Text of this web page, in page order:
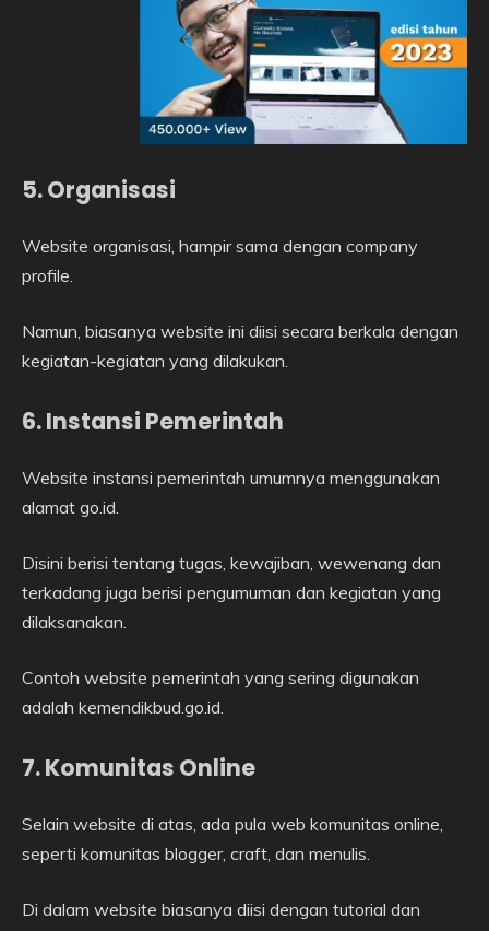
5. Organisasi
Website organisasi, hampir sama dengan company
profile.
Namun, biasanya website ini diisi secara berkala dengan
kegiatan-kegiatan yang dilakukan.
6. Instansi Pemerintah
Website instansi pemerintah umumnya menggunakan
alamat go.id.
Disini berisi tentang tugas, kewajiban, wewenang dan
terkadang juga berisi pengumuman dan kegiatan yang
dilaksanakan.
Contoh website pemerintah yang sering digunakan
adalah kemendikbud.go.id.
7. Komunitas Online
Selain website di atas, ada pula web komunitas online,
seperti komunitas blogger, craft, dan menulis.
Di dalam website biasanya diisi dengan tutorial dan